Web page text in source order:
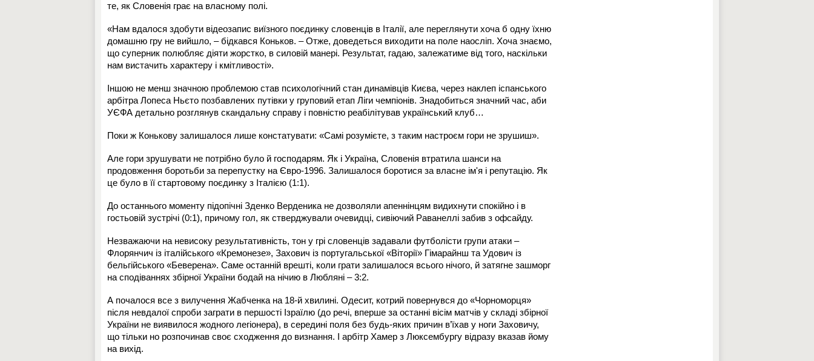
те, як Словенія грає на власному полі.
«Нам вдалося здобути відеозапис виїзного поєдинку словенців в Італії, але переглянути хоча б одну їхню
домашню гру не вийшло, – бідкався Коньков. – Отже, доведеться виходити на поле наосліп. Хоча знаємо,
що суперник полюбляє діяти жорстко, в силовій манері. Результат, гадаю, залежатиме від того, наскільки
нам вистачить характеру і кмітливості».
Іншою не менш значною проблемою став психологічний стан динамівців Києва, через наклеп іспанського
арбітра Лопеса Ньєто позбавлених путівки у груповий етап Ліги чемпіонів. Знадобиться значний час, аби
УЄФА детально розглянув скандальну справу і повністю реабілітував український клуб…
Поки ж Конькову залишалося лише констатувати: «Самі розумієте, з таким настроєм гори не зрушиш».
Але гори зрушувати не потрібно було й господарям. Як і Україна, Словенія втратила шанси на
продовження боротьби за перепустку на Євро-1996. Залишалося боротися за власне ім'я і репутацію. Як
це було в її стартовому поєдинку з Італією (1:1).
До останнього моменту підопічні Зденко Верденика не дозволяли апеннінцям видихнути спокійно і в
гостьовій зустрічі (0:1), причому гол, як стверджували очевидці, сивіючий Раванеллі забив з офсайду.
Незважаючи на невисоку результативність, тон у грі словенців задавали футболісти групи атаки –
Флорянчич із італійського «Кремонезе», Захович із португальської «Віторії» Гімарайнш та Удович із
бельгійського «Беверена». Саме останній врешті, коли грати залишалося всього нічого, й затягне зашморг
на сподіваннях збірної України бодай на нічию в Любляні – 3:2.
А почалося все з вилучення Жабченка на 18-й хвилині. Одесит, котрий повернувся до «Чорноморця»
після невдалої спроби заграти в першості Ізраїлю (до речі, вперше за останні вісім матчів у складі збірної
України не виявилося жодного легіонера), в середині поля без будь-яких причин в’їхав у ноги Заховичу,
що тільки но розпочинав своє сходження до визнання. І арбітр Хамер з Люксембургу відразу вказав йому
на вихід.